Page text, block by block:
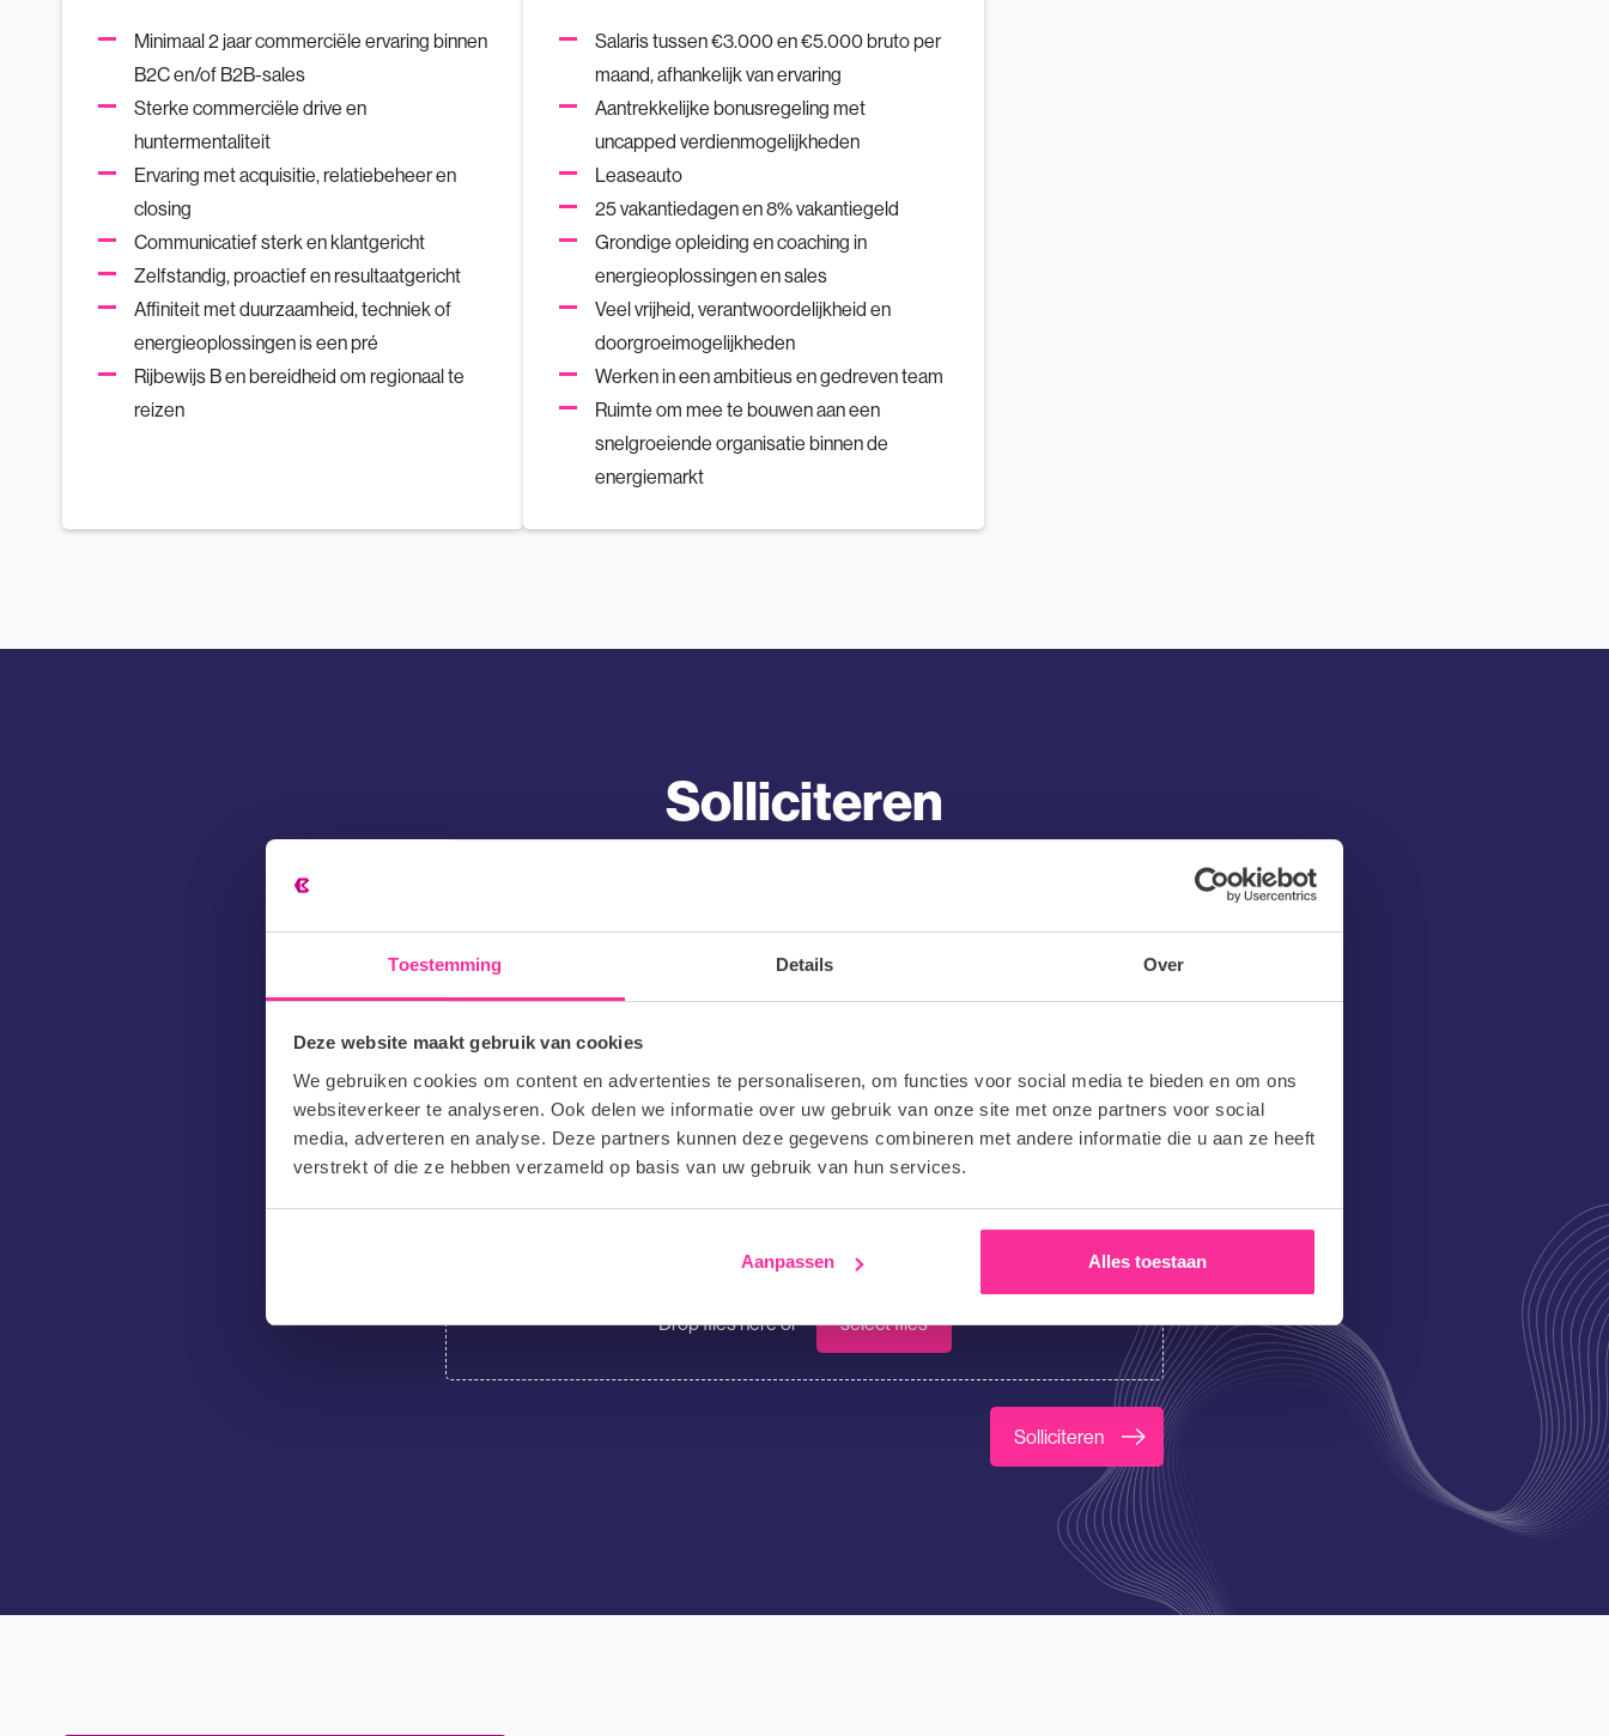
Toestemming Details Over
Deze website maakt gebruik van cookies
We gebruiken cookies om content en advertenties te personaliseren, om functies voor social media te bieden en om ons
websiteverkeer te analyseren. Ook delen we informatie over uw gebruik van onze site met onze partners voor social
media, adverteren en analyse. Deze partners kunnen deze gegevens combineren met andere informatie die u aan ze heeft
verstrekt of die ze hebben verzameld op basis van uw gebruik van hun services.
Aanpassen Alles toestaan
Minimaal 2 jaar commerciële ervaring binnen
B2C en/of B2B-sales
Sterke commerciële drive en
huntermentaliteit
Ervaring met acquisitie, relatiebeheer en
closing
Communicatief sterk en klantgericht
Zelfstandig, proactief en resultaatgericht
Affiniteit met duurzaamheid, techniek of
energieoplossingen is een pré
Rijbewijs B en bereidheid om regionaal te
reizen
Salaris tussen €3.000 en €5.000 bruto per
maand, afhankelijk van ervaring
Aantrekkelijke bonusregeling met
uncapped verdienmogelijkheden
Leaseauto
25 vakantiedagen en 8% vakantiegeld
Grondige opleiding en coaching in
energieoplossingen en sales
Veel vrijheid, verantwoordelijkheid en
doorgroeimogelijkheden
Werken in een ambitieus en gedreven team
Ruimte om mee te bouwen aan een
snelgroeiende organisatie binnen de
energiemarkt
Solliciteren
Voornaam Achternaam
mailadres
Telefoonnummer
Hoe ben je op onze website terechtgekomen?
Drop files here or
select files